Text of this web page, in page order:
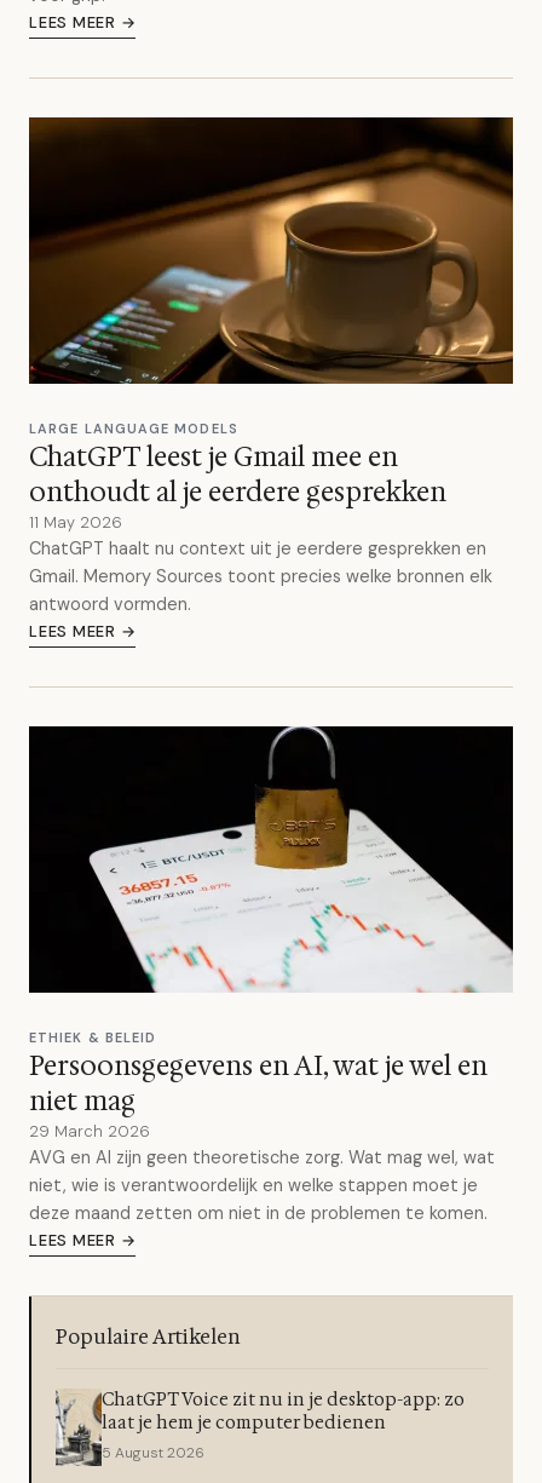
LEES MEER →
LARGE LANGUAGE MODELS
ChatGPT leest je Gmail mee en
onthoudt al je eerdere gesprekken
11 May 2026
ChatGPT haalt nu context uit je eerdere gesprekken en
Gmail. Memory Sources toont precies welke bronnen elk
antwoord vormden.
LEES MEER →
ETHIEK & BELEID
Persoonsgegevens en AI, wat je wel en
niet mag
29 March 2026
AVG en AI zijn geen theoretische zorg. Wat mag wel, wat
niet, wie is verantwoordelijk en welke stappen moet je
deze maand zetten om niet in de problemen te komen.
LEES MEER →
Populaire Artikelen
ChatGPT Voice zit nu in je desktop-app: zo
laat je hem je computer bedienen
5 August 2026